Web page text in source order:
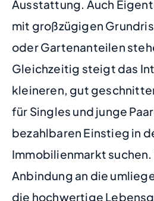
Ausstattung. Auch
mit großzügigen
oder Gartenanteilen
Gleichzeitig steigt das
kleineren, gut
für Singles und junge
bezahlbaren Einstieg in
Immobilienmarkt
Anbindung an die
die hochwertige